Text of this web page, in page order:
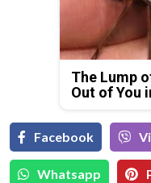
The Lump
Out of You
Facebook
Whatsapp